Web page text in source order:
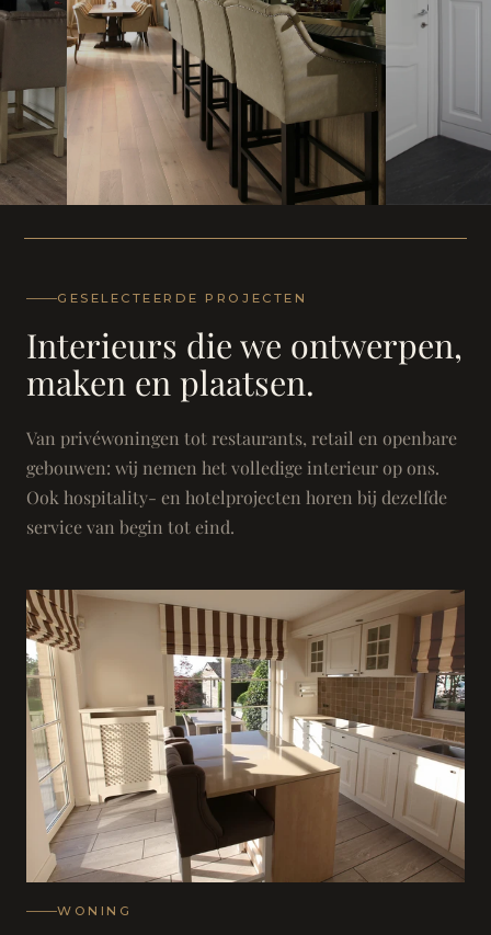
Landhuis - Grimbergen
GESELECTEERDE PROJECTEN
Interieurs die we ontwerpen,
maken en plaatsen.
Van privéwoningen tot restaurants, retail en openbare
gebouwen: wij nemen het volledige interieur op ons.
Ook hospitality- en hotelprojecten horen bij dezelfde
service van begin tot eind.
WONING